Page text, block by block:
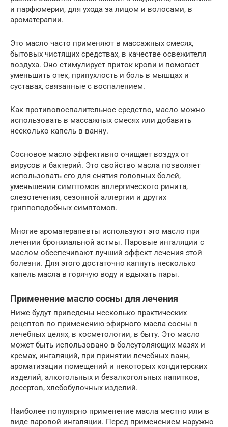
и парфюмерии, для ухода за лицом и волосами, в
ароматерапии.
Это масло часто применяют в массажных смесях,
бытовых чистящих средствах, в качестве освежителя
воздуха. Оно стимулирует приток крови и помогает
уменьшить отек, припухлость и боль в мышцах и
суставах, связанные с воспалением.
Как противовоспалительное средство, масло можно
использовать в массажных смесях или добавить
несколько капель в ванну.
Сосновое масло эффективно очищает воздух от
вирусов и бактерий. Это свойство масла позволяет
использовать его для снятия головных болей,
уменьшения симптомов аллергического ринита,
слезотечения, сезонной аллергии и других
гриппоподобных симптомов.
Многие ароматерапевты используют это масло при
лечении бронхиальной астмы. Паровые ингаляции с
маслом обеспечивают лучший эффект лечения этой
болезни. Для этого достаточно капнуть несколько
капель масла в горячую воду и вдыхать пары.
Применение масло сосны для лечения
Ниже будут приведены несколько практических
рецептов по применению эфирного масла сосны в
лечебных целях, в косметологии, в быту. Это масло
может быть использовано в болеутоляющих мазях и
кремах, ингаляций, при принятии лечебных ванн,
ароматизации помещений и некоторых кондитерских
изделий, алкогольных и безалкогольных напитков,
десертов, хлебобулочных изделий.
Наиболее популярно применение масла местно или в
виде паровой ингаляции. Перед применением наружно